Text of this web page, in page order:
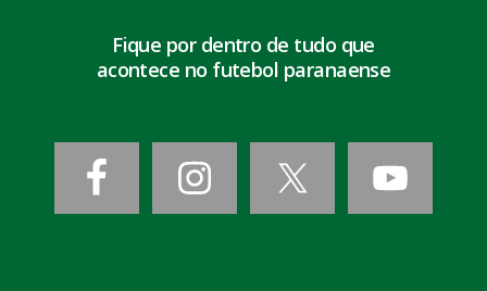
Fique por dentro de tudo que
acontece no futebol paranaense